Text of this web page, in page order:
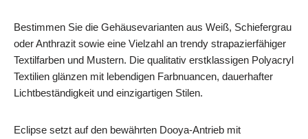
Bestimmen Sie die Gehäusevarianten aus Weiß, Schiefergrau
oder Anthrazit sowie eine Vielzahl an trendy strapazierfähiger
Textilfarben und Mustern. Die qualitativ erstklassigen Polyacryl
Textilien glänzen mit lebendigen Farbnuancen, dauerhafter
Lichtbeständigkeit und einzigartigen Stilen.
Eclipse setzt auf den bewährten Dooya-Antrieb mit